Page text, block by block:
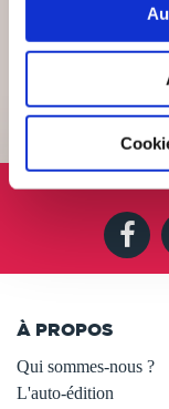
Lundi
À PROPOS
Qui sommes-nous ?
L'auto-édition